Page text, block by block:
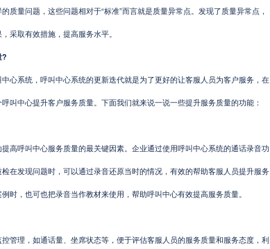
量问题，这些问题相对于“标准”而言就是质量异常点。发现了质量异常点，
采取有效措施，提高服务水平。
系统，呼叫中心系统的更新迭代就是为了更好的让客服人员为客户服务，在
叫中心提升客户服务质量。下面我们就来说一说一些提升服务质量的功能：
呼叫中心服务质量的最关键因素。企业通过使用呼叫中心系统的通话录音功
在发现问题时，可以通过录音还原当时的情况，有效的帮助客服人员提升服务
时，也可也把录音当作教材来使用，帮助呼叫中心有效提高服务质量。
理，如通话量、坐席状态等，便于评估客服人员的服务质量和服务态度，利